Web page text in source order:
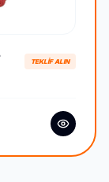
TEKLİF ALIN